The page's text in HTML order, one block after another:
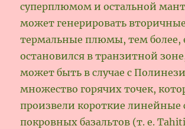
суперплюмом и остальной
может генерировать вторичные
термальные плюмы, тем более,
остановился в транзитной
может быть в случае с
множество горячих точек,
произвели короткие линейные
покровных базальтов (т. е.